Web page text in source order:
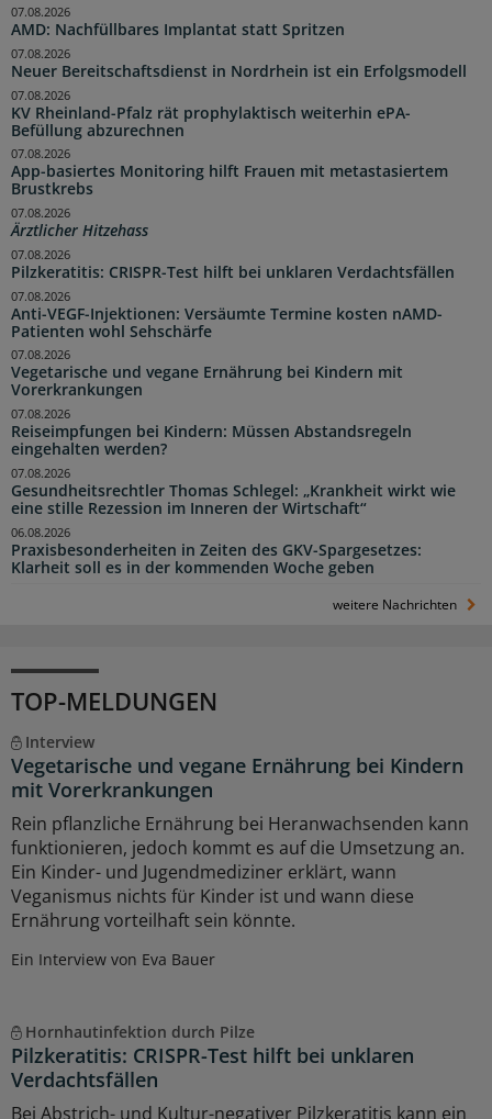
AMD: Nachfüllbares Implantat statt Spritzen
07.08.2026
Neuer Bereitschaftsdienst in Nordrhein ist ein Erfolgsmodell
07.08.2026
KV Rheinland-Pfalz rät prophylaktisch weiterhin ePA-
Befüllung abzurechnen
07.08.2026
App-basiertes Monitoring hilft Frauen mit metastasiertem
Brustkrebs
07.08.2026
Ärztlicher Hitzehass
07.08.2026
Pilzkeratitis: CRISPR-Test hilft bei unklaren Verdachtsfällen
07.08.2026
Anti-VEGF-Injektionen: Versäumte Termine kosten nAMD-
Patienten wohl Sehschärfe
07.08.2026
Vegetarische und vegane Ernährung bei Kindern mit
Vorerkrankungen
07.08.2026
Reiseimpfungen bei Kindern: Müssen Abstandsregeln
eingehalten werden?
07.08.2026
Gesundheitsrechtler Thomas Schlegel: „Krankheit wirkt wie
eine stille Rezession im Inneren der Wirtschaft“
07.08.2026
Praxisbesonderheiten in Zeiten des GKV-Spargesetzes:
Klarheit soll es in der kommenden Woche geben
06.08.2026
weitere Nachrichten
TOP-MELDUNGEN
Interview
Vegetarische und vegane Ernährung bei Kindern
mit Vorerkrankungen
Rein pflanzliche Ernährung bei Heranwachsenden kann
funktionieren, jedoch kommt es auf die Umsetzung an.
Ein Kinder- und Jugendmediziner erklärt, wann
Veganismus nichts für Kinder ist und wann diese
Ernährung vorteilhaft sein könnte.
Ein Interview von Eva Bauer
Hornhautinfektion durch Pilze
Pilzkeratitis: CRISPR-Test hilft bei unklaren
Verdachtsfällen
Bei Abstrich- und Kultur-negativer Pilzkeratitis kann ein